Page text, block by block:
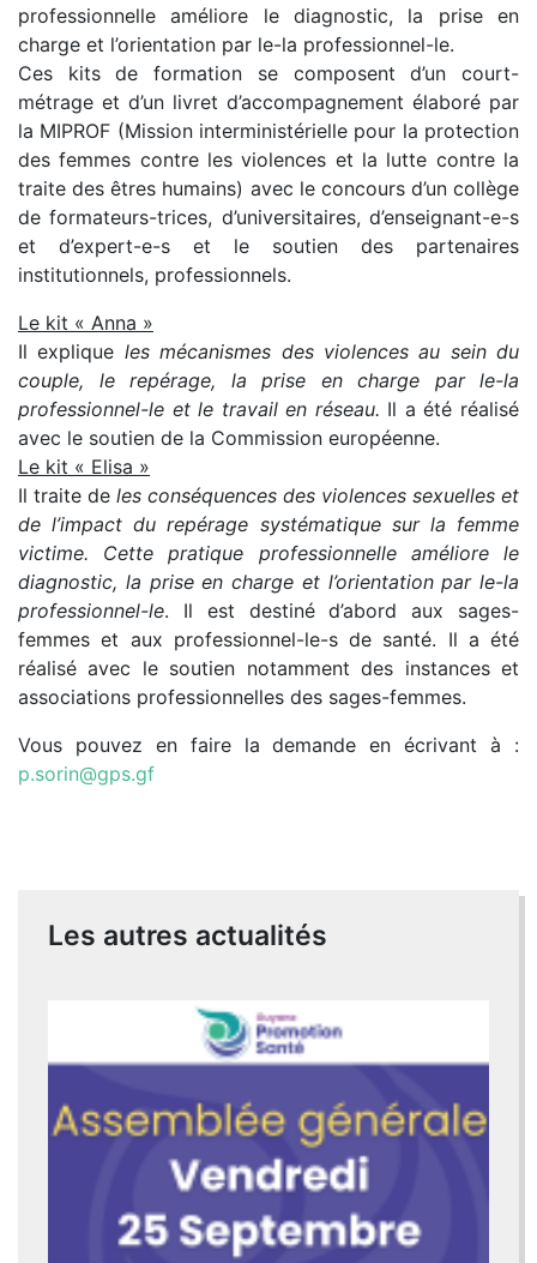
professionnelle améliore le diagnostic, la prise en
charge et l’orientation par le-la professionnel-le.
Ces kits de formation se composent d’un court-
métrage et d’un livret d’accompagnement élaboré par
la MIPROF (Mission interministérielle pour la protection
des femmes contre les violences et la lutte contre la
traite des êtres humains) avec le concours d’un collège
de formateurs-trices, d’universitaires, d’enseignant-e-s
et d’expert-e-s et le soutien des partenaires
institutionnels, professionnels.
Le kit « Anna »
Il explique les mécanismes des violences au sein du
couple, le repérage, la prise en charge par le-la
professionnel-le et le travail en réseau. Il a été réalisé
avec le soutien de la Commission européenne.
Le kit « Elisa »
Il traite de les conséquences des violences sexuelles et
de l’impact du repérage systématique sur la femme
victime. Cette pratique professionnelle améliore le
diagnostic, la prise en charge et l’orientation par le-la
professionnel-le. Il est destiné d’abord aux sages-
femmes et aux professionnel-le-s de santé. Il a été
réalisé avec le soutien notamment des instances et
associations professionnelles des sages-femmes.
Vous pouvez en faire la demande en écrivant à :
p.sorin@gps.gf
Les autres actualités